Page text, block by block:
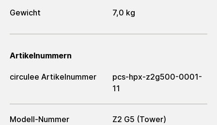
Gewicht 7,0 kg
Artikelnummern
circulee Artikelnummer
pcs-hpx-z2g500-0001-
11
Modell-Nummer Z2 G5 (Tower)